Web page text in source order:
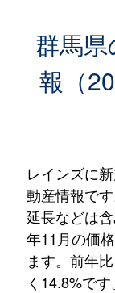
群馬
報（
レインズに
動産情報で
延長などは
年11月の価
ます。前年
く14.8%です。